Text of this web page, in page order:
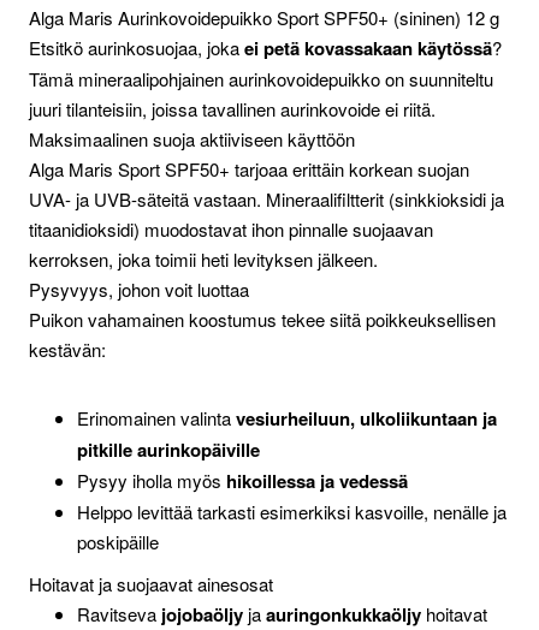
Alga Maris Aurinkovoidepuikko Sport SPF50+ (sininen) 12 g
Etsitkö aurinkosuojaa, jokaei petä kovassakaan käytössä?
Tämä mineraalipohjainen aurinkovoidepuikko on suunniteltu
juuri tilanteisiin, joissa tavallinen aurinkovoide ei riitä.
Maksimaalinen suoja aktiiviseen käyttöön
Alga Maris Sport SPF50+ tarjoaa erittäin korkean suojan
UVA- ja UVB-säteitä vastaan. Mineraalifiltterit (sinkkioksidi ja
titaanidioksidi) muodostavat ihon pinnalle suojaavan
kerroksen, joka toimii heti levityksen jälkeen.
Pysyvyys, johon voit luottaa
Puikon vahamainen koostumus tekee siitä poikkeuksellisen
kestävän:
Erinomainen valintavesiurheiluun, ulkoliikuntaan ja
pitkille aurinkopäiville
Pysyy iholla myös hikoillessa ja vedessä
Helppo levittää tarkasti esimerkiksi kasvoille, nenälle ja
poskipäille
Hoitavat ja suojaavat ainesosat
Ravitseva jojobaöljyjaauringonkukkaöljy hoitavat